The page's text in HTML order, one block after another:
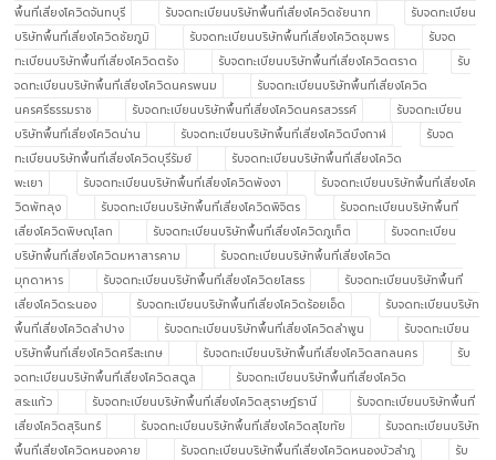
พื้นที่เสี่ยงโควิดจันทบุรี
รับจดทะเบียนบริษัทพื้นที่เสี่ยงโควิดชัยนาท
รับจดทะเบียน
บริษัทพื้นที่เสี่ยงโควิดชัยภูมิ
รับจดทะเบียนบริษัทพื้นที่เสี่ยงโควิดชุมพร
รับจด
ทะเบียนบริษัทพื้นที่เสี่ยงโควิดตรัง
รับจดทะเบียนบริษัทพื้นที่เสี่ยงโควิดตราด
รับ
จดทะเบียนบริษัทพื้นที่เสี่ยงโควิดนครพนม
รับจดทะเบียนบริษัทพื้นที่เสี่ยงโควิด
นครศรีธรรมราช
รับจดทะเบียนบริษัทพื้นที่เสี่ยงโควิดนครสวรรค์
รับจดทะเบียน
บริษัทพื้นที่เสี่ยงโควิดน่าน
รับจดทะเบียนบริษัทพื้นที่เสี่ยงโควิดบึงกาฬ
รับจด
ทะเบียนบริษัทพื้นที่เสี่ยงโควิดบุรีรัมย์
รับจดทะเบียนบริษัทพื้นที่เสี่ยงโควิด
พะเยา
รับจดทะเบียนบริษัทพื้นที่เสี่ยงโควิดพังงา
รับจดทะเบียนบริษัทพื้นที่เสี่ยงโค
วิดพัทลุง
รับจดทะเบียนบริษัทพื้นที่เสี่ยงโควิดพิจิตร
รับจดทะเบียนบริษัทพื้นที่
เสี่ยงโควิดพิษณุโลก
รับจดทะเบียนบริษัทพื้นที่เสี่ยงโควิดภูเก็ต
รับจดทะเบียน
บริษัทพื้นที่เสี่ยงโควิดมหาสารคาม
รับจดทะเบียนบริษัทพื้นที่เสี่ยงโควิด
มุกดาหาร
รับจดทะเบียนบริษัทพื้นที่เสี่ยงโควิดยโสธร
รับจดทะเบียนบริษัทพื้นที่
เสี่ยงโควิดระนอง
รับจดทะเบียนบริษัทพื้นที่เสี่ยงโควิดร้อยเอ็ด
รับจดทะเบียนบริษัท
พื้นที่เสี่ยงโควิดลำปาง
รับจดทะเบียนบริษัทพื้นที่เสี่ยงโควิดลำพูน
รับจดทะเบียน
บริษัทพื้นที่เสี่ยงโควิดศรีสะเกษ
รับจดทะเบียนบริษัทพื้นที่เสี่ยงโควิดสกลนคร
รับ
จดทะเบียนบริษัทพื้นที่เสี่ยงโควิดสตูล
รับจดทะเบียนบริษัทพื้นที่เสี่ยงโควิด
สระแก้ว
รับจดทะเบียนบริษัทพื้นที่เสี่ยงโควิดสุราษฎ์ธานี
รับจดทะเบียนบริษัทพื้นที่
เสี่ยงโควิดสุรินทร์
รับจดทะเบียนบริษัทพื้นที่เสี่ยงโควิดสุโขทัย
รับจดทะเบียนบริษัท
พื้นที่เสี่ยงโควิดหนองคาย
รับจดทะเบียนบริษัทพื้นที่เสี่ยงโควิดหนองบัวลำภู
รับ